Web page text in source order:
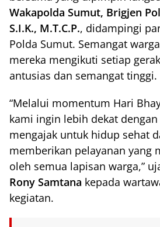
Wakapolda Sumut, Brigjen
S.I.K., M.T.C.P., didampingi
Polda Sumut. Semangat
mereka mengikuti setiap
antusias dan semangat tinggi.
“Melalui momentum Hari
kami ingin lebih dekat
mengajak untuk hidup sehat
memberikan pelayanan yang
oleh semua lapisan warga,”
Rony Samtana kepada
kegiatan.